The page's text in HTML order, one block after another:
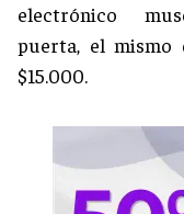
electrónico
puerta, el mismo
$15.000.